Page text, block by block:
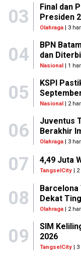
03
Final dan
Presiden
Olahraga| 3
04
BPN
dan
Nasional| 1
05
KSPI
Nasional| 2
06
Juventus
Berakhir
Olahraga| 3
07 4,49 Juta
TangselCity |
08
Barcelona
Dekat
Olahraga| 2
09
SIM
2026
TangselCity| 3